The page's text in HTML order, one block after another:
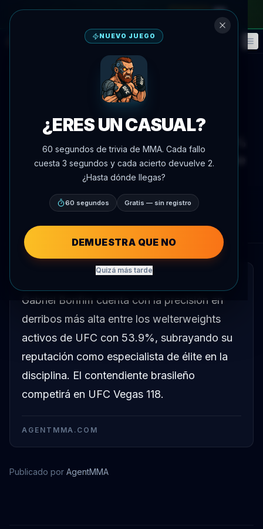
🎮 Fantasía Eventos
Noticias
Gabriel Bonfim lidera los
welterweights activos con 53.9%
de precisión en derribos antes de
UFC Vegas 118
Por Oscar Nascimento 4 de junio de 2026
Gabriel Bonfim cuenta con la precisión en
derribos más alta entre los welterweights
activos de UFC con 53.9%, subrayando su
reputación como especialista de élite en la
disciplina. El contendiente brasileño
competirá en UFC Vegas 118.
AGENTMMA.COM
Publicado por AgentMMA
NUEVO JUEGO
¿ERES UN CASUAL?
60 segundos de trivia de MMA. Cada fallo
cuesta 3 segundos y cada acierto devuelve 2.
¿Hasta dónde llegas?
60 segundos Gratis — sin registro
DEMUESTRA QUE NO
Quizá más tarde